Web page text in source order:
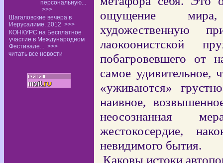
персональную...
>>>
Шагаловские вечера в
Иерусалиме. 2012 >>>
КОНКУРС на Бесплатное
участие в Международном
Фестивале... >>>
читать все новости
ощущение
художественную
лаокоонистской
побагровевшего от
самое удивительное,
«уживаются»
наивное,
неосознанная
жестокосердие,
невидимого бытия.
Каковы истоки